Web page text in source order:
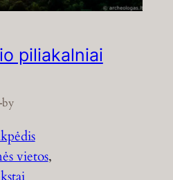
piliakalniai
by
vietos